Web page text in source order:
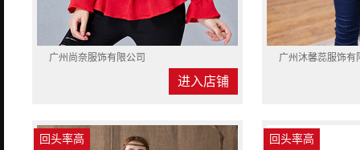
广州尚奈服饰有限公司
进入店铺
广州沐馨蕊服饰有
回头率高 回头率高